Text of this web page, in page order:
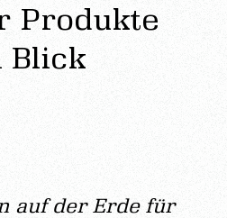
Produkte
Blick
auf der Erde für